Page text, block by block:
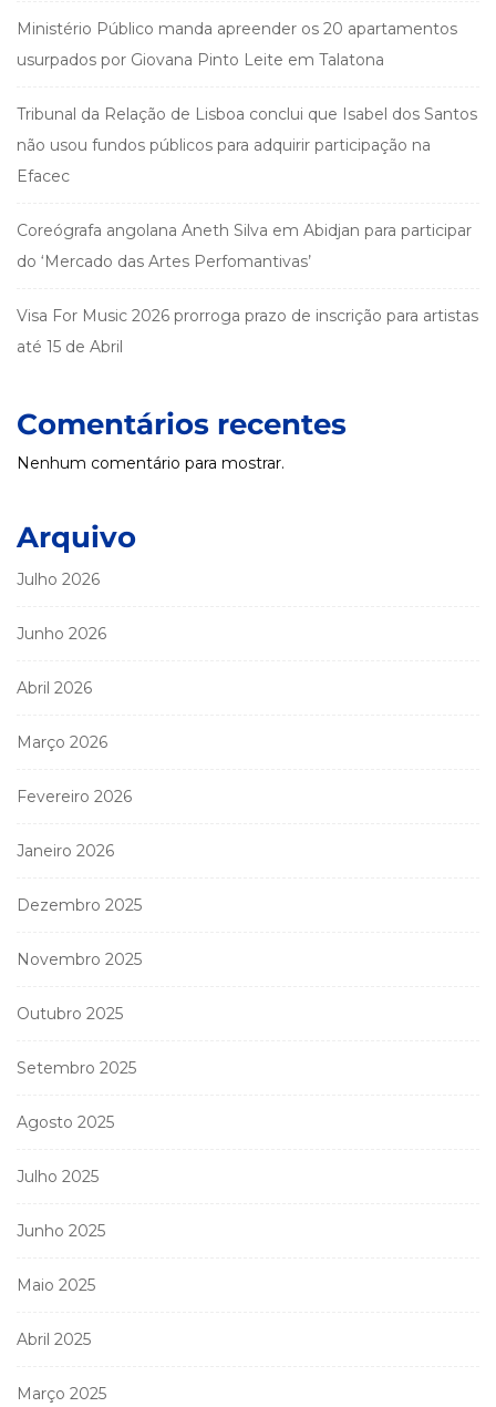
Ministério Público manda apreender os 20 apartamentos
usurpados por Giovana Pinto Leite em Talatona
Tribunal da Relação de Lisboa conclui que Isabel dos Santos
não usou fundos públicos para adquirir participação na
Efacec
Coreógrafa angolana Aneth Silva em Abidjan para participar
do ‘Mercado das Artes Perfomantivas’
Visa For Music 2026 prorroga prazo de inscrição para artistas
até 15 de Abril
Comentários recentes
Nenhum comentário para mostrar.
Arquivo
Julho 2026
Junho 2026
Abril 2026
Março 2026
Fevereiro 2026
Janeiro 2026
Dezembro 2025
Novembro 2025
Outubro 2025
Setembro 2025
Agosto 2025
Julho 2025
Junho 2025
Maio 2025
Abril 2025
Março 2025